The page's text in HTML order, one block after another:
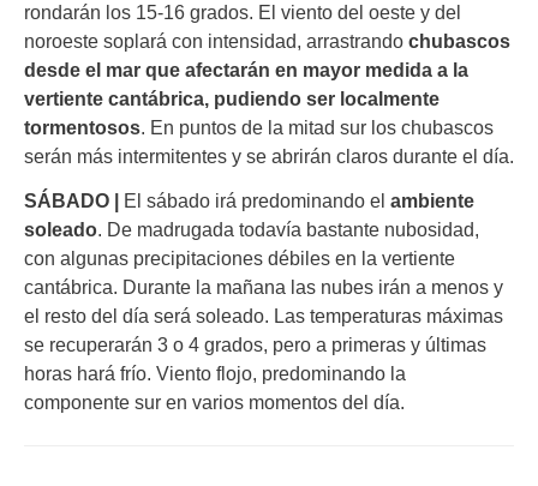
rondarán los 15-16 grados. El viento del oeste y del
noroeste soplará con intensidad, arrastrando chubascos
desde el mar que afectarán en mayor medida a la
vertiente cantábrica, pudiendo ser localmente
tormentosos. En puntos de la mitad sur los chubascos
serán más intermitentes y se abrirán claros durante el día.
SÁBADO | El sábado irá predominando el ambiente
soleado. De madrugada todavía bastante nubosidad,
con algunas precipitaciones débiles en la vertiente
cantábrica. Durante la mañana las nubes irán a menos y
el resto del día será soleado. Las temperaturas máximas
se recuperarán 3 o 4 grados, pero a primeras y últimas
horas hará frío. Viento flojo, predominando la
componente sur en varios momentos del día.